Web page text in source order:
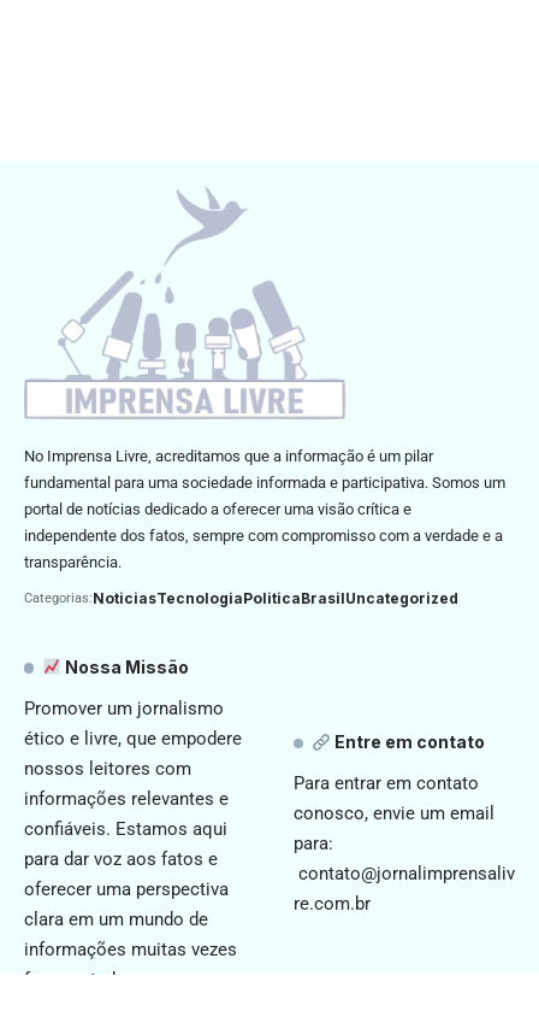
No Imprensa Livre, acreditamos que a informação é um pilar
fundamental para uma sociedade informada e participativa. Somos um
portal de notícias dedicado a oferecer uma visão crítica e
independente dos fatos, sempre com compromisso com a verdade e a
transparência.
Categorias:NoticiasTecnologiaPoliticaBrasilUncategorized
Nossa Missão
Promover um jornalismo
ético e livre, que empodere
nossos leitores com
informações relevantes e
confiáveis. Estamos aqui
para dar voz aos fatos e
oferecer uma perspectiva
clara em um mundo de
informações muitas vezes
fragmentadas.
Entre em contato
Para entrar em contato
conosco, envie um email
para:
contato@jornalimprensaliv
re.com.br